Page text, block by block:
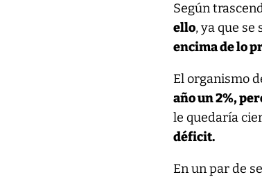
Según
ello, ya que
encima de lo
El organismo
año un 2%,
le quedaría
déficit.
En un par de